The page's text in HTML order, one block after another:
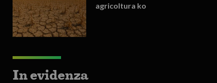
agricoltura ko
In evidenza